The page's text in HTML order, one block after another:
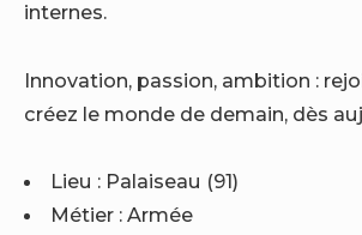
internes.
Innovation, passion, ambition :
créez le monde de demain, dès
Lieu : Palaiseau (91)
Métier :Armée